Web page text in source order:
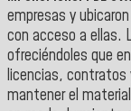
empresas y
con acceso a ellas.
ofreciéndoles que
licencias, contratos
mantener el